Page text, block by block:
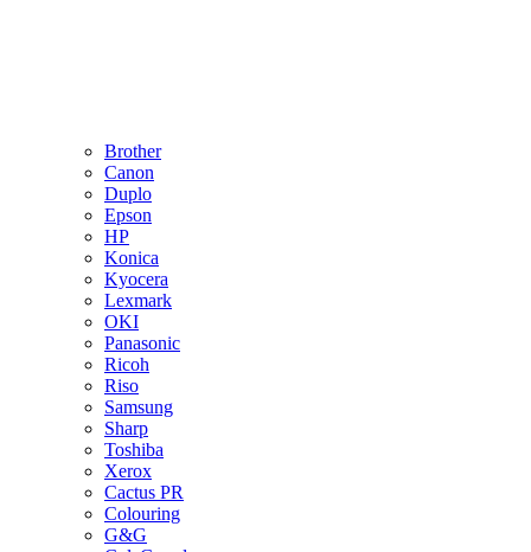
Brother
Canon
Duplo
Epson
HP
Konica
Kyocera
Lexmark
OKI
Panasonic
Ricoh
Riso
Samsung
Sharp
Toshiba
Xerox
Cactus PR
Colouring
G&G